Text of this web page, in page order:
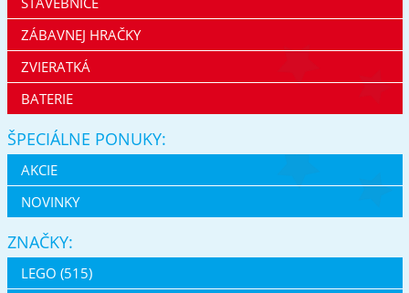
ZÁBAVNEJ HRAČKY
ZVIERATKÁ
BATERIE
ŠPECIÁLNE PONUKY:
AKCIE
NOVINKY
ZNAČKY:
LEGO (515)